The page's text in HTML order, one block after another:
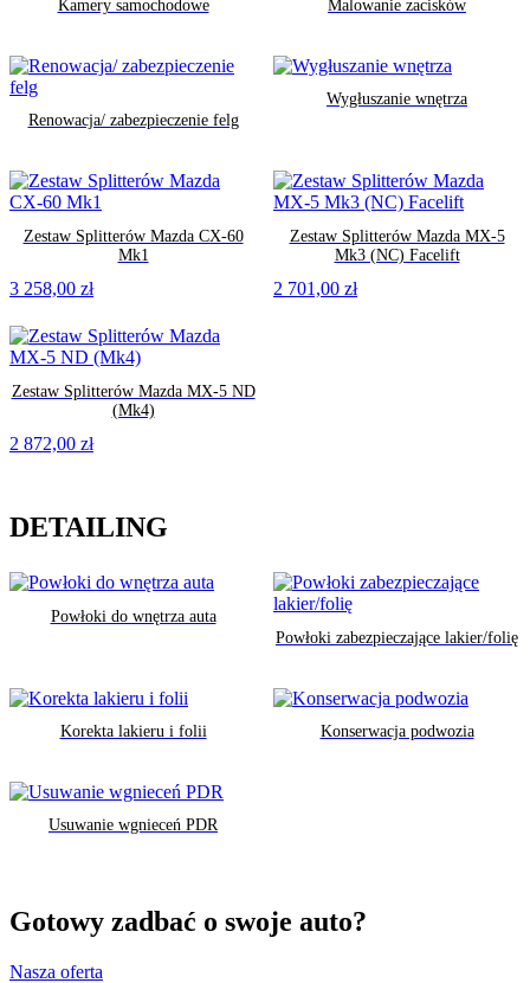
Kamery samochodowe Malowanie zacisków
Renowacja/ zabezpieczenie felg
Wygłuszanie wnętrza
Zestaw Splitterów Mazda CX-60
Mk1
3 258,00 zł
Zestaw Splitterów Mazda MX-5
Mk3 (NC) Facelift
2 701,00 zł
Zestaw Splitterów Mazda MX-5 ND
(Mk4)
2 872,00 zł
DETAILING
Powłoki do wnętrza auta
Powłoki zabezpieczające lakier/folię
Korekta lakieru i folii Konserwacja podwozia
Usuwanie wgnieceń PDR
Gotowy zadbać o swoje auto?
Nasza oferta